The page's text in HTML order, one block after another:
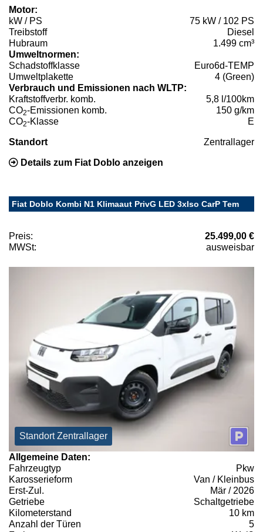
Motor:
kW / PS
75 kW / 102 PS
Treibstoff
Diesel
Hubraum
1.499 cm³
Umweltnormen:
Schadstoffklasse
Euro6d-TEMP
Umweltplakette
4 (Green)
Verbrauch und Emissionen nach WLTP:
Kraftstoffverbr. komb.
5,8 l/100km
CO2-Emissionen komb.
150 g/km
CO2-Klasse E
Standort Zentrallager
Details zum Fiat Doblo anzeigen
Fiat Doblo Kombi N1 Klimaaut PrivG LED 3xIso CarP Tem
Preis:
25.499,00 €
MWSt:
ausweisbar
Standort Zentrallager
Allgemeine Daten:
Fahrzeugtyp
Pkw
Karosserieform
Van / Kleinbus
Erst-Zul.
Mär / 2026
Getriebe
Schaltgetriebe
Kilometerstand
10 km
Anzahl der Türen
5